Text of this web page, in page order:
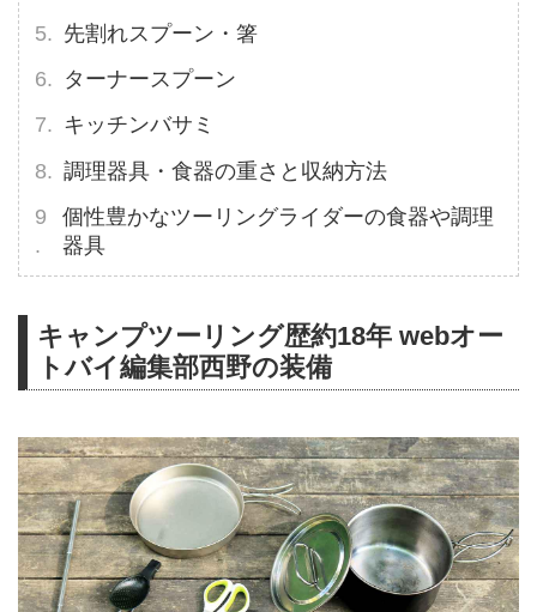
先割れスプーン・箸
ターナースプーン
キッチンバサミ
調理器具・食器の重さと収納方法
個性豊かなツーリングライダーの食器や調理
器具
キャンプツーリング歴約18年 webオー
トバイ編集部西野の装備